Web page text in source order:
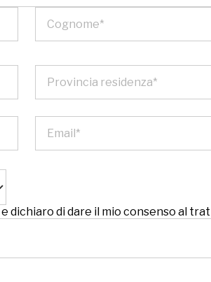
e dichiaro di dare il mio consenso al